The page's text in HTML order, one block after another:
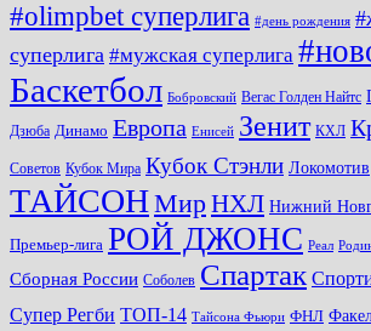
#olimpbet суперлига #день рождения
суперлига #мужская суперлига
Баскетбол Бобровский Вегас Голден Найтс
Дзюба Динамо Европа Енисей Зенит КХЛ
Советов Кубок Мира Кубок Стэнли Локомотив
ТАЙСОНМирНХЛ Нижний
Премьер-лига РОЙ ДЖОНС Реал
Сборная России Соболев Спартак
Супер Регби ТОП-14 Тайсона Фьюри ФНЛ